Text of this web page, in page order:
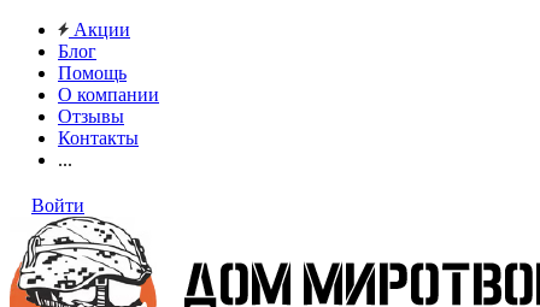
Акции
Блог
Помощь
О компании
Отзывы
Контакты
...
Войти